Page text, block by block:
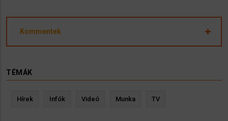
Kommentek
TÉMÁK
Hírek Infók Videó Munka TV